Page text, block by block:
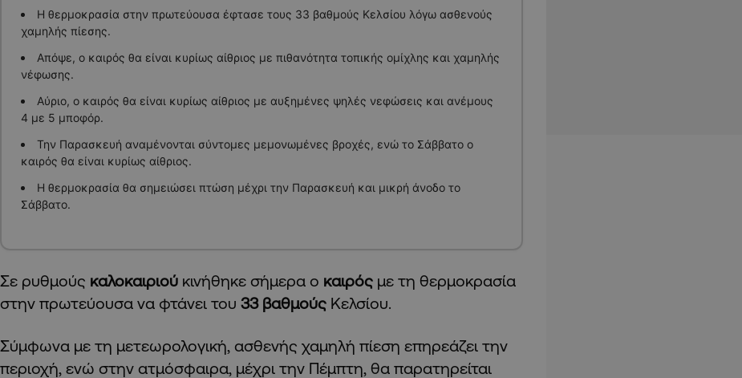
Η θερμοκρασία στην πρωτεύουσα έφτασε τους 33 βαθμούς Κελσίου λόγω ασθενούς
χαμηλής πίεσης.
Απόψε, ο καιρός θα είναι κυρίως αίθριος με πιθανότητα τοπικής ομίχλης και χαμηλής
νέφωσης.
Αύριο, ο καιρός θα είναι κυρίως αίθριος με αυξημένες ψηλές νεφώσεις και ανέμους
4 με 5 μποφόρ.
Την Παρασκευή αναμένονται σύντομες μεμονωμένες βροχές, ενώ το Σάββατο ο
καιρός θα είναι κυρίως αίθριος.
Η θερμοκρασία θα σημειώσει πτώση μέχρι την Παρασκευή και μικρή άνοδο το
Σάββατο.
Σε ρυθμούς καλοκαιριού κινήθηκε σήμερα ο καιρός με τη θερμοκρασία
στην πρωτεύουσα να φτάνει του 33 βαθμούς Κελσίου.
Σύμφωνα με τη μετεωρολογική, ασθενής χαμηλή πίεση επηρεάζει την
περιοχή, ενώ στην ατμόσφαιρα, μέχρι την Πέμπτη, θα παρατηρείται